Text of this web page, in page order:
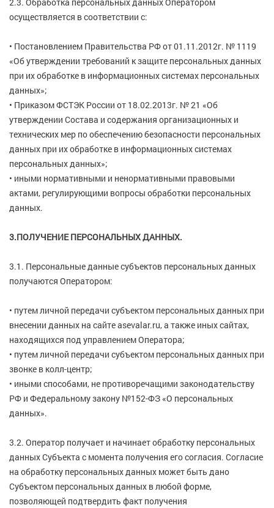
осуществляется в соответствии с:
• Постановлением Правительства РФ от 01.11.2012г. № 1119
«Об утверждении требований к защите персональных данных
при их обработке в информационных системах персональных
данных»;
• Приказом ФСТЭК России от 18.02.2013г. № 21 «Об
утверждении Состава и содержания организационных и
технических мер по обеспечению безопасности персональных
данных при их обработке в информационных системах
персональных данных»;
• иными нормативными и ненормативными правовыми
актами, регулирующими вопросы обработки персональных
данных.
3.ПОЛУЧЕНИЕ ПЕРСОНАЛЬНЫХ ДАННЫХ.
3.1. Персональные данные субъектов персональных данных
получаются Оператором:
• путем личной передачи субъектом персональных данных при
внесении данных на сайте asevalar.ru, а также иных сайтах,
находящихся под управлением Оператора;
• путем личной передачи субъектом персональных данных при
звонке в колл-центр;
• иными способами, не противоречащими законодательству
РФ и Федеральному закону №152-ФЗ «О персональных
данных».
3.2. Оператор получает и начинает обработку персональных
данных Субъекта с момента получения его согласия. Согласие
на обработку персональных данных может быть дано
Субъектом персональных данных в любой форме,
позволяющей подтвердить факт получения